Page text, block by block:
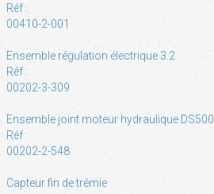
Réf :
00410-2-001
Ensemble régulation électrique 3.2
Réf :
00202-3-309
Ensemble joint moteur hydraulique DS500
Réf :
00202-2-548
Capteur fin de trémie